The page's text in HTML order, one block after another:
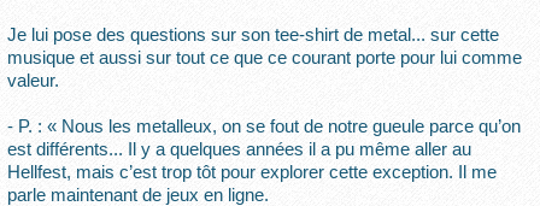
Je lui pose des questions sur son tee-shirt de metal... sur cette
musique et aussi sur tout ce que ce courant porte pour lui comme
valeur.
- P. : « Nous les metalleux, on se fout de notre gueule parce qu’on
est différents... Il y a quelques années il a pu même aller au
Hellfest, mais c’est trop tôt pour explorer cette exception. Il me
parle maintenant de jeux en ligne.